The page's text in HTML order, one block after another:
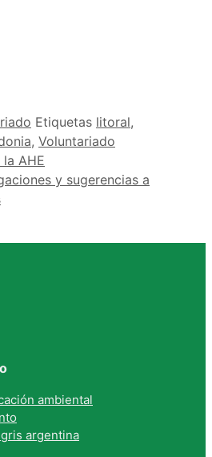
Etiquetas litoral,
, Voluntariado
AHE
y sugerencias a
ambiental
argentina